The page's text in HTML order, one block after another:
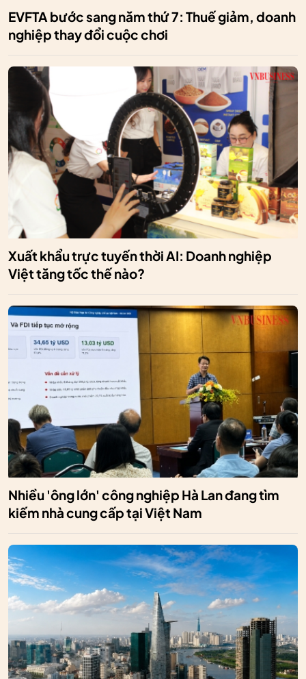
EVFTA bước sang năm thứ 7: Thuế giảm, doanh
nghiệp thay đổi cuộc chơi
Xuất khẩu trực tuyến thời AI: Doanh nghiệp
Việt tăng tốc thế nào?
Nhiều 'ông lớn' công nghiệp Hà Lan đang tìm
kiếm nhà cung cấp tại Việt Nam